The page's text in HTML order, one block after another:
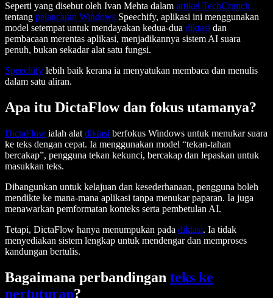
Seperti yang disebut oleh Ivan Mehta dalam artikel TechCrunch
tentang pelancaran Windows Speechify, aplikasi ini menggunakan
model setempat untuk mendayakan kedua-dua diktasi dan
pembacaan merentas aplikasi, menjadikannya sistem AI suara
penuh, bukan sekadar alat satu fungsi.
Speechify lebih baik kerana ia menyatukan membaca dan menulis
dalam satu aliran.
Apa itu DictaFlow dan fokus utamanya?
DictaFlow ialah alat diktasi berfokus Windows untuk menukar suara
ke teks dengan cepat. Ia menggunakan model “tekan-tahan
bercakap”, pengguna tekan kekunci, bercakap dan lepaskan untuk
masukkan teks.
Dibangunkan untuk kelajuan dan kesederhanaan, pengguna boleh
mendikte ke mana-mana aplikasi tanpa menukar paparan. Ia juga
menawarkan pemformatan konteks serta pembetulan AI.
Tetapi, DictaFlow hanya menumpukan pada diktasi. Ia tidak
menyediakan sistem lengkap untuk mendengar dan memproses
kandungan bertulis.
Bagaimana perbandingan teks ke
pertuturan?